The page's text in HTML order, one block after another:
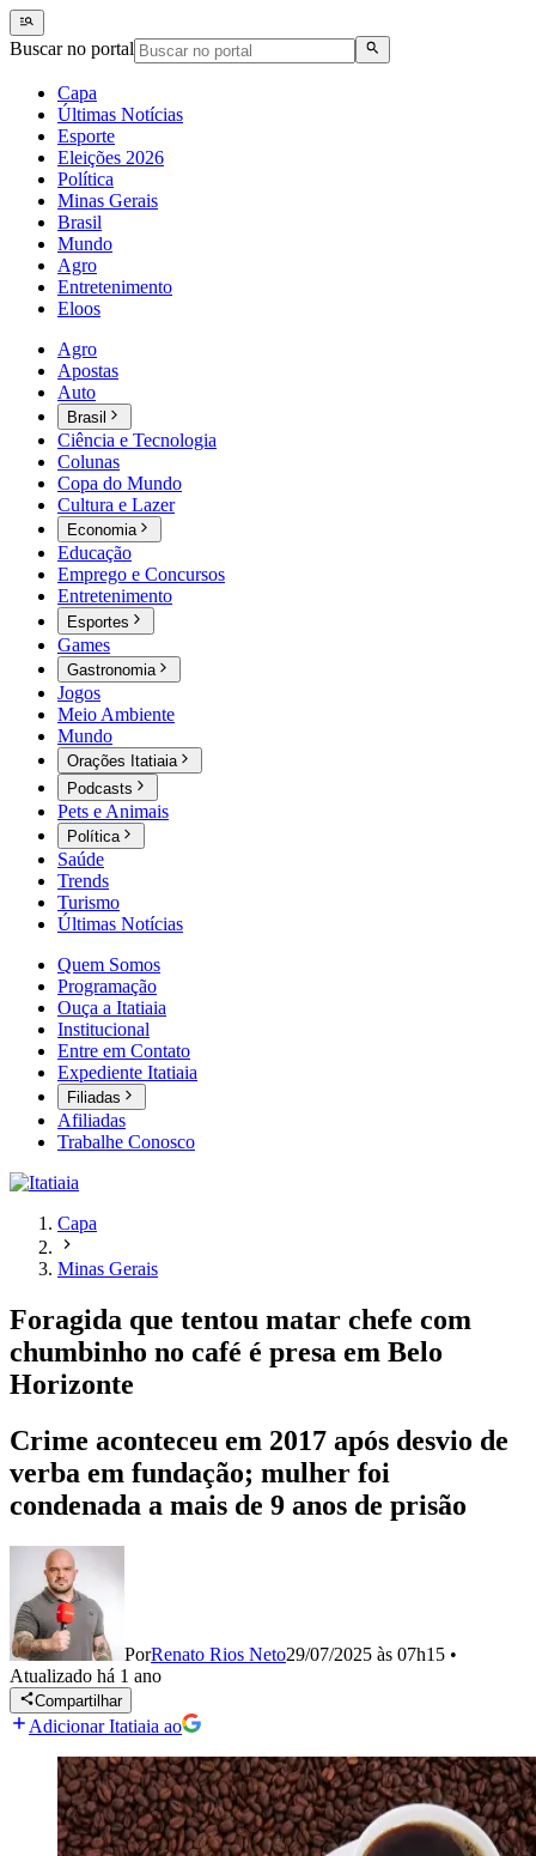
Buscar no portal
Capa
Últimas Notícias
Esporte
Eleições 2026
Política
Minas Gerais
Brasil
Mundo
Agro
Entretenimento
Eloos
Agro
Apostas
Auto
Brasil
Ciência e Tecnologia
Colunas
Copa do Mundo
Cultura e Lazer
Economia
Educação
Emprego e Concursos
Entretenimento
Esportes
Games
Gastronomia
Jogos
Meio Ambiente
Mundo
Orações Itatiaia
Podcasts
Pets e Animais
Política
Saúde
Trends
Turismo
Últimas Notícias
Quem Somos
Programação
Ouça a Itatiaia
Institucional
Entre em Contato
Expediente Itatiaia
Filiadas
Afiliadas
Trabalhe Conosco
Capa
Minas Gerais
Foragida que tentou matar chefe com
chumbinho no café é presa em Belo
Horizonte
Crime aconteceu em 2017 após desvio de
verba em fundação; mulher foi
condenada a mais de 9 anos de prisão
PorRenato Rios Neto29/07/2025 às 07h15 •
Atualizado há 1 ano
Compartilhar
Adicionar Itatiaia ao